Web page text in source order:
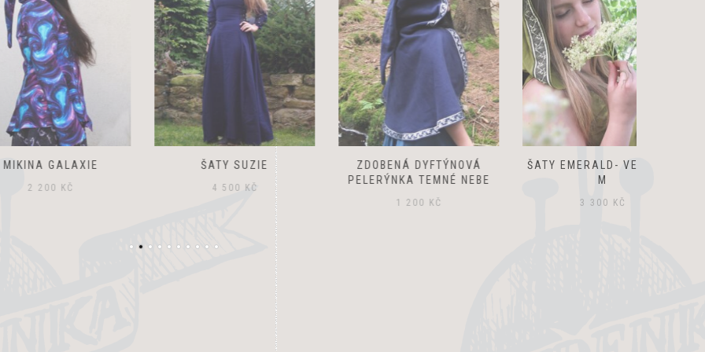
ŠATY SUZIE
ZDOBENÁ DYFTÝNOVÁ
PELERÝNKA TEMNÉ NEBE
ŠATY EMERALD- VELIKOST